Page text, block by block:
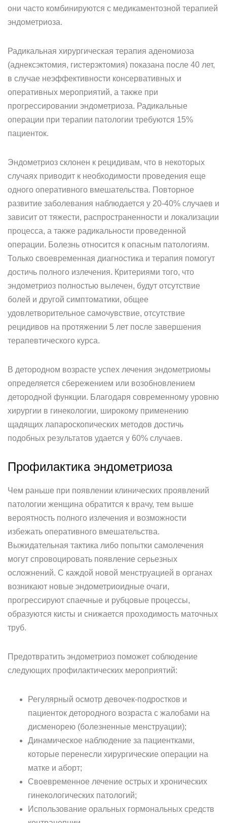
они часто комбинируются с медикаментозной терапией
эндометриоза.
Радикальная хирургическая терапия аденомиоза
(аднексэктомия, гистерэктомия) показана после 40 лет,
в случае неэффективности консервативных и
оперативных мероприятий, а также при
прогрессировании эндометриоза. Радикальные
операции при терапии патологии требуются 15%
пациенток.
Эндометриоз склонен к рецидивам, что в некоторых
случаях приводит к необходимости проведения еще
одного оперативного вмешательства. Повторное
развитие заболевания наблюдается у 20-40% случаев и
зависит от тяжести, распространенности и локализации
процесса, а также радикальности проведенной
операции. Болезнь относится к опасным патологиям.
Только своевременная диагностика и терапия помогут
достичь полного излечения. Критериями того, что
эндометриоз полностью вылечен, будут отсутствие
болей и другой симптоматики, общее
удовлетворительное самочувствие, отсутствие
рецидивов на протяжении 5 лет после завершения
терапевтического курса.
В детородном возрасте успех лечения эндометриомы
определяется сбережением или возобновлением
детородной функции. Благодаря современному уровню
хирургии в гинекологии, широкому применению
щадящих лапароскопических методов достичь
подобных результатов удается у 60% случаев.
Профилактика эндометриоза
Чем раньше при появлении клинических проявлений
патологии женщина обратится к врачу, тем выше
вероятность полного излечения и возможности
избежать оперативного вмешательства.
Выжидательная тактика либо попытки самолечения
могут спровоцировать появление серьезных
осложнений. С каждой новой менструацией в органах
возникают новые эндометриоидные очаги,
прогрессируют спаечные и рубцовые процессы,
образуются кисты и снижается проходимость маточных
труб.
Предотвратить эндометриоз поможет соблюдение
следующих профилактических мероприятий:
Регулярный осмотр девочек-подростков и
пациенток детородного возраста с жалобами на
дисменорею (болезненные менструации);
Динамическое наблюдение за пациентками,
которые перенесли хирургические операции на
матке и аборт;
Своевременное лечение острых и хронических
гинекологических патологий;
Использование оральных гормональных средств